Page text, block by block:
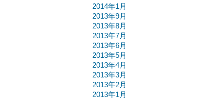
2014年1月
2013年9月
2013年8月
2013年7月
2013年6月
2013年5月
2013年4月
2013年3月
2013年2月
2013年1月